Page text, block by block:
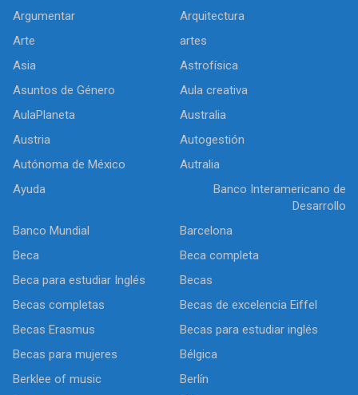
Argumentar
Arquitectura
Arte
artes
Asia
Astrofísica
Asuntos de Género
Aula creativa
AulaPlaneta
Australia
Austria
Autogestión
Autónoma de México
Autralia
Ayuda
Banco Interamericano de
Desarrollo
Banco Mundial
Barcelona
Beca
Beca completa
Beca para estudiar Inglés
Becas
Becas completas
Becas de excelencia Eiffel
Becas Erasmus
Becas para estudiar inglés
Becas para mujeres
Bélgica
Berklee of music
Berlín